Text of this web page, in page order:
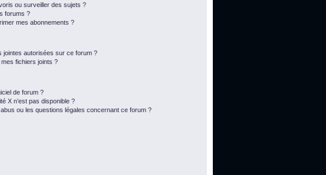
ou surveiller des sujets ?
forums ?
mes abonnements ?
jointes autorisées sur ce forum ?
fichiers joints ?
de forum ?
X n’est pas disponible ?
ou les questions légales concernant ce forum ?